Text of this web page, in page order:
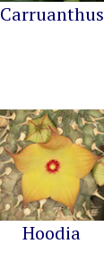
Carruanthus
Hoodia